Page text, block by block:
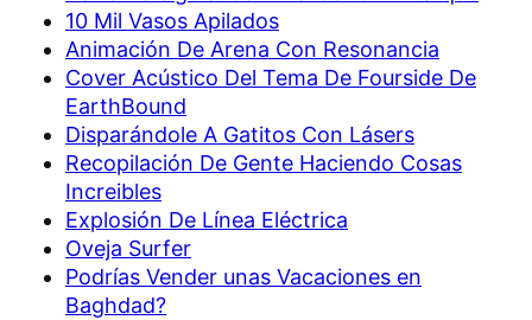
10 Mil Vasos Apilados
Animación De Arena Con Resonancia
Cover Acústico Del Tema De Fourside De
EarthBound
Disparándole A Gatitos Con Lásers
Recopilación De Gente Haciendo Cosas
Increibles
Explosión De Línea Eléctrica
Oveja Surfer
Podrías Vender unas Vacaciones en
Baghdad?